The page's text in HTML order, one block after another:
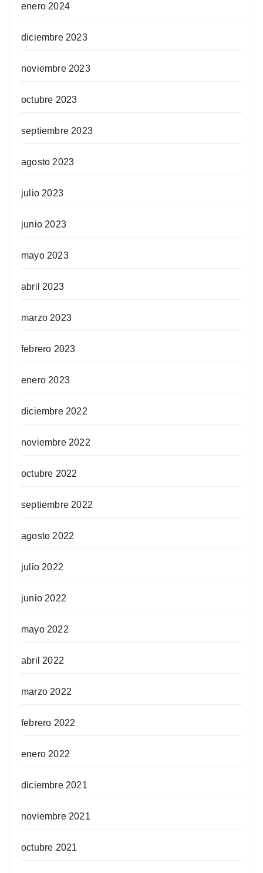
enero 2024
diciembre 2023
noviembre 2023
octubre 2023
septiembre 2023
agosto 2023
julio 2023
junio 2023
mayo 2023
abril 2023
marzo 2023
febrero 2023
enero 2023
diciembre 2022
noviembre 2022
octubre 2022
septiembre 2022
agosto 2022
julio 2022
junio 2022
mayo 2022
abril 2022
marzo 2022
febrero 2022
enero 2022
diciembre 2021
noviembre 2021
octubre 2021